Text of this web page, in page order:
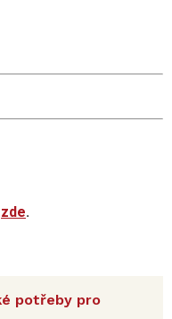
zde.
potřeby pro